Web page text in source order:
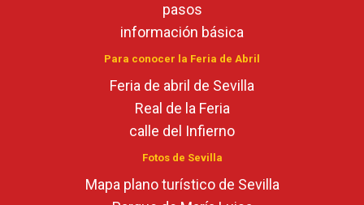
pasos
información básica
Para conocer la Feria de Abril
Feria de abril de Sevilla
Real de la Feria
calle del Infierno
Fotos de Sevilla
Mapa plano turístico de Sevilla